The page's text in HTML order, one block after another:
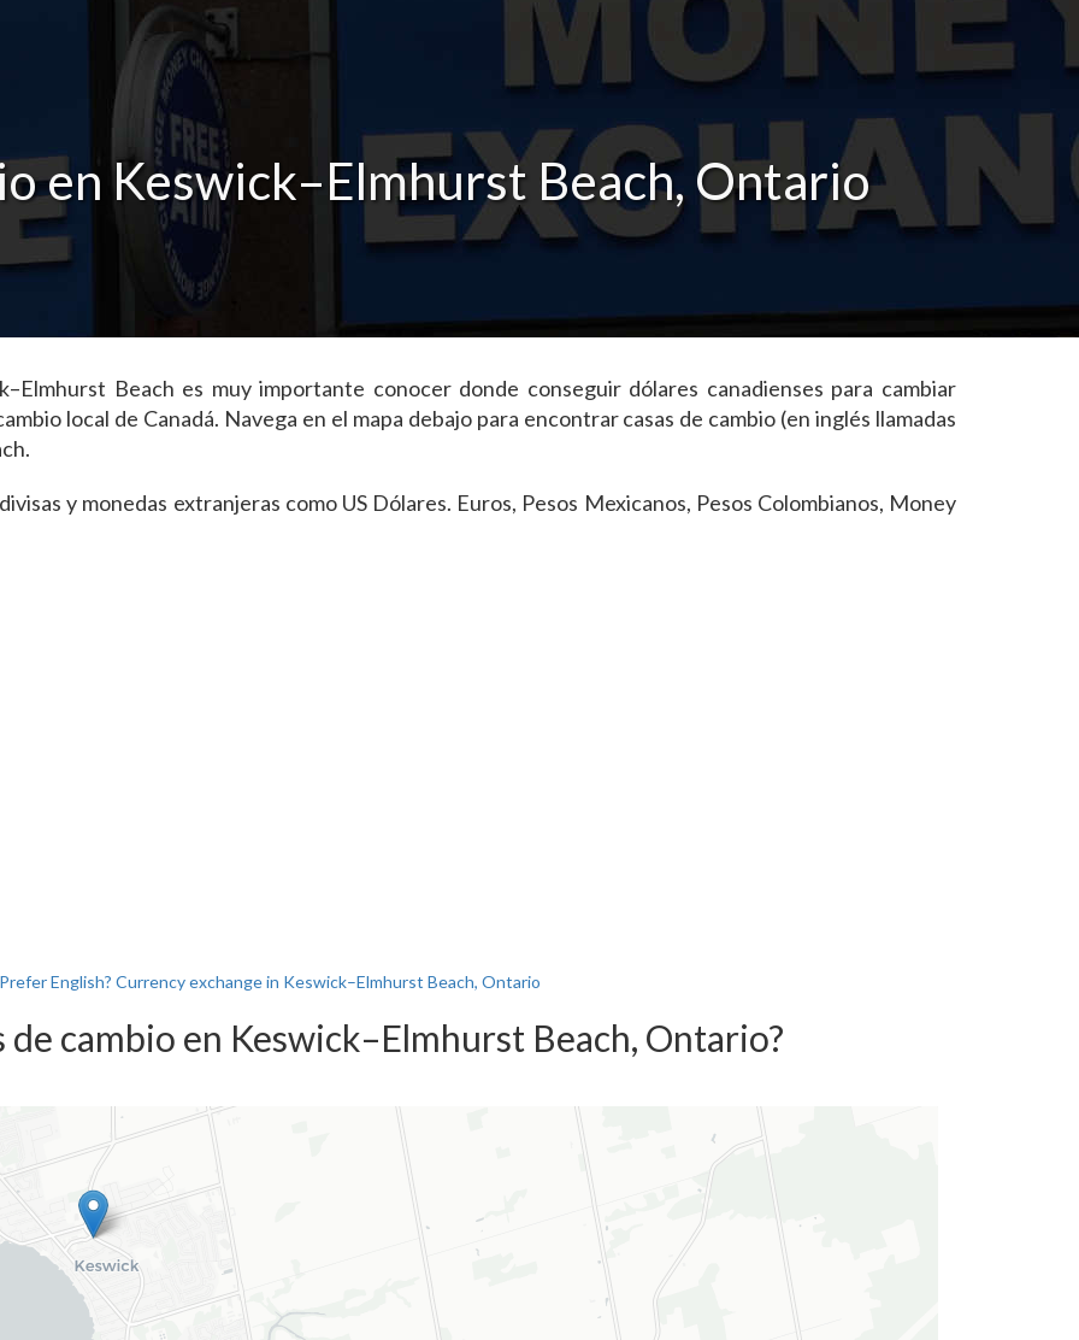
en Keswick–Elmhurst Beach, Ontario
Beach es muy importante conocer donde conseguir dólares canadienses para cambiar
local de Canadá. Navega en el mapa debajo para encontrar casas de cambio (en inglés llamadas
y monedas extranjeras como US Dólares. Euros, Pesos Mexicanos, Pesos Colombianos, Money
Prefer English? Currency exchange in Keswick–Elmhurst Beach, Ontario
de cambio en Keswick–Elmhurst Beach, Ontario?